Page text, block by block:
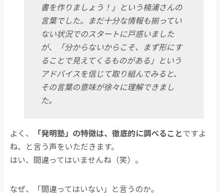
書を作りましょう！」という楠浦さんの
言葉でした。まだ十分な情報も揃ってい
ない状況でのスタートに戸惑いました
が、「分からないからこそ、まず形にす
ることで見えてくるものがある」という
アドバイスを信じて取り組んでみると、
その言葉の意味が徐々に理解できまし
た。
よく、 「発明塾」の特徴は、徹底的に調べることですよ
ね、と言う声をいただきます。
はい、間違ってはいませんね（笑）。
なぜ、「間違ってはいない」と言うのか。